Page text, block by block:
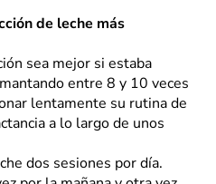
de leche más
sea mejor si estaba
entre 8 y 10 veces
lentamente su rutina de
a lo largo de unos
dos sesiones por día.